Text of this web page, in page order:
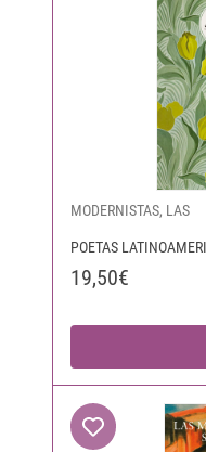
MODERNISTAS, LAS
POETAS
19,50€